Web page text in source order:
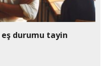
durumu tayin